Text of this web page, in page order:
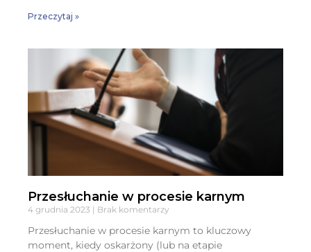
Przeczytaj »
Przesłuchanie w procesie karnym
4 grudnia 2023 Brak komentarzy
Przesłuchanie w procesie karnym to kluczowy
moment, kiedy oskarżony (lub na etapie